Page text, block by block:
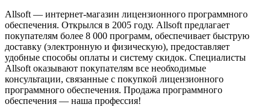
Allsoft — интернет-магазин лицензионного программного
обеспечения. Открылся в 2005 году. Allsoft предлагает
покупателям более 8 000 программ, обеспечивает быструю
доставку (электронную и физическую), предоставляет
удобные способы оплаты и систему скидок. Специалисты
Allsoft оказывают покупателям все необходимые
консультации, связанные с покупкой лицензионного
программного обеспечения. Продажа программного
обеспечения — наша профессия!